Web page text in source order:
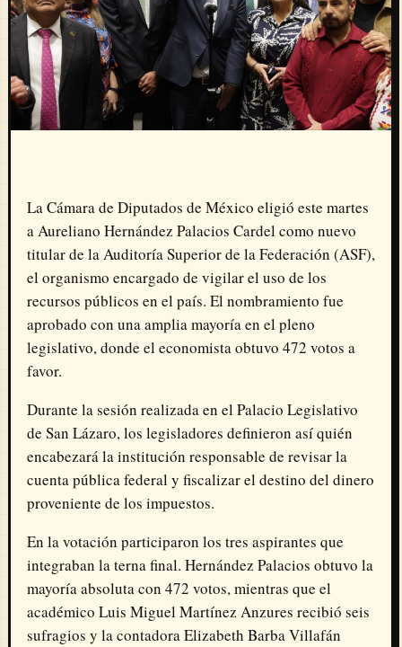
La Cámara de Diputados de México eligió este martes
a Aureliano Hernández Palacios Cardel como nuevo
titular de la Auditoría Superior de la Federación (ASF),
el organismo encargado de vigilar el uso de los
recursos públicos en el país. El nombramiento fue
aprobado con una amplia mayoría en el pleno
legislativo, donde el economista obtuvo 472 votos a
favor.
Durante la sesión realizada en el Palacio Legislativo
de San Lázaro, los legisladores definieron así quién
encabezará la institución responsable de revisar la
cuenta pública federal y fiscalizar el destino del dinero
proveniente de los impuestos.
En la votación participaron los tres aspirantes que
integraban la terna final. Hernández Palacios obtuvo la
mayoría absoluta con 472 votos, mientras que el
académico Luis Miguel Martínez Anzures recibió seis
sufragios y la contadora Elizabeth Barba Villafán